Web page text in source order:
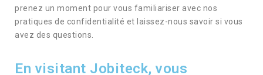
prenez un moment pour vous familiariser avec nos
pratiques de confidentialité et laissez-nous savoir si vous
avez des questions.
En visitant Jobiteck, vous